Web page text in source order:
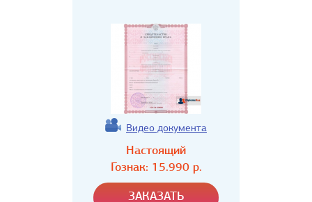
Видео документа
Настоящий
Гознак: 15.990р.